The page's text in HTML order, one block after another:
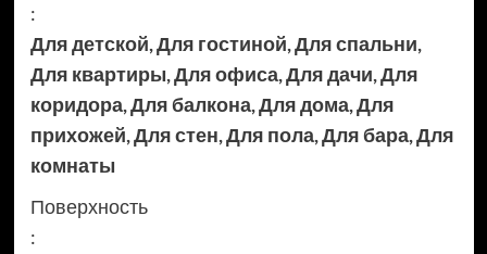
:
Для детской,Для гостиной,Для спальни,
Для квартиры,Для офиса,Для дачи,Для
коридора,Для балкона,Для дома,Для
прихожей,Для стен,Для пола,Для бара,Для
комнаты
Поверхность
: